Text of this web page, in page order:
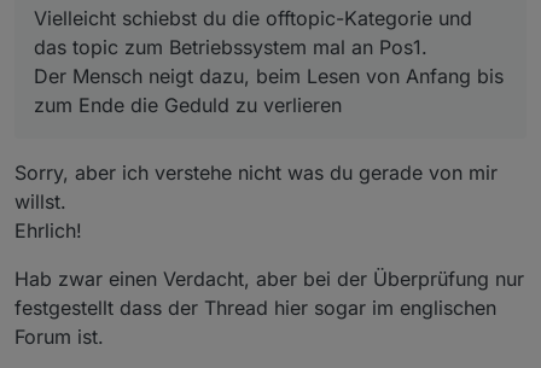
Jetzt ist die Platte voll und ich hab
keine Ahnung was die 14 Gig
vollgemacht hat.
und das topic zum Betriebssystem mal an
Pos1.
Der Mensch neigt dazu, beim Lesen von
Anfang bis zum Ende die Geduld zu verlieren
:man-shrugging: .
Vielleicht schiebst du die offtopic-Kategorie und
das topic zum Betriebssystem mal an Pos1.
Der Mensch neigt dazu, beim Lesen von Anfang bis
zum Ende die Geduld zu verlieren
Sorry, aber ich verstehe nicht was du gerade von mir
willst.
Ehrlich!
Hab zwar einen Verdacht, aber bei der Überprüfung nur
festgestellt dass der Thread hier sogar im englischen
Forum ist.